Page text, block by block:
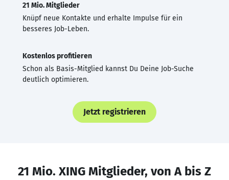
21 Mio. Mitglieder
Knüpf neue Kontakte und erhalte Impulse für ein
besseres Job-Leben.
Kostenlos profitieren
Schon als Basis-Mitglied kannst Du Deine Job-Suche
deutlich optimieren.
Jetzt registrieren
21 Mio. XING Mitglieder, von A bis Z